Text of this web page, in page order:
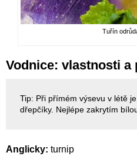
Tuřín
Vodnice: vlastnosti a
Tip: Při přímém výsevu v létě
dřepčíky. Nejlépe zakrytím
Anglicky: turnip